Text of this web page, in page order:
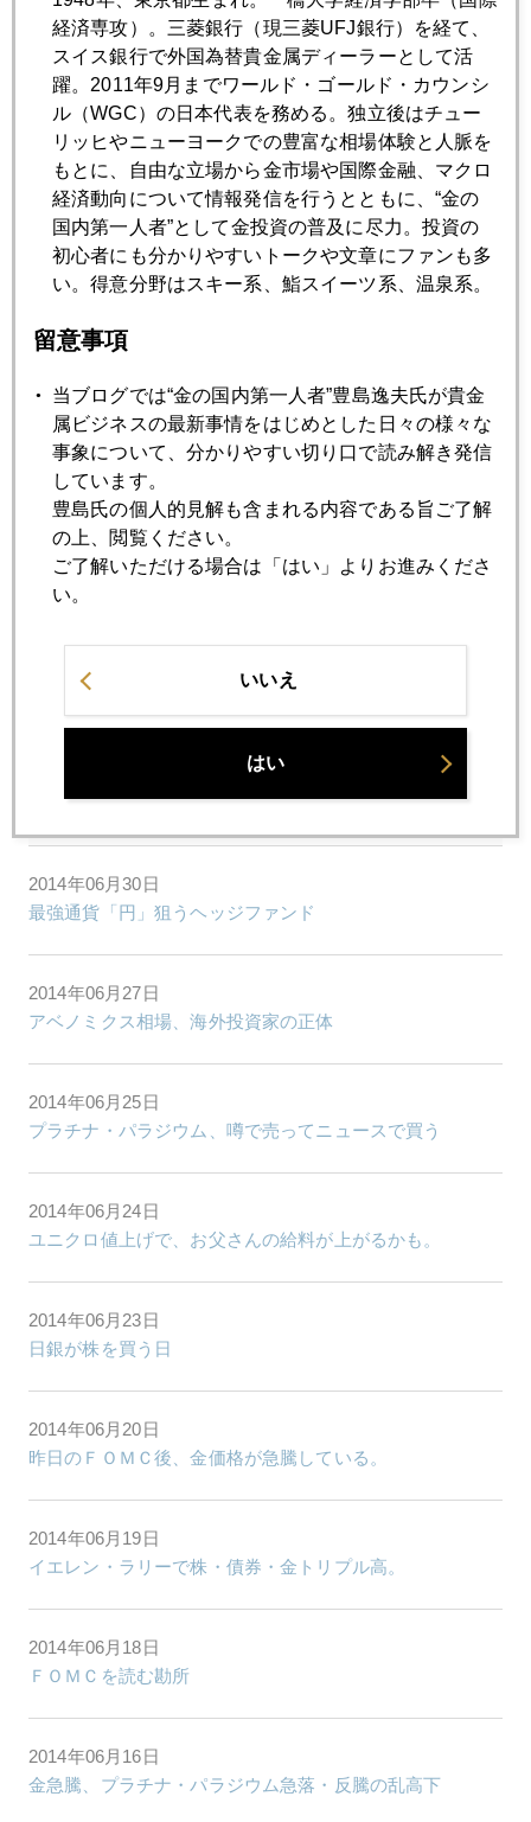
がある。フィギャースケートの採点同様に、もめがちなの
そこで、市場の反応も振れがちになる。
まず、ヘッドライン的に「新規雇用者数増ｘｘｘｘ人」と事
前予想の乖離に高頻度取引のプログラム売買が反応する。事
前予想より良ければ、金利高、株高、ドル高という「市況の
法則」に沿った展開になる。しかし、これが一巡すると、市
場は冷静になる。新規雇用者数の過去数ヶ月の移動平均、前
月・前々月の修正、そして労働参加率、平均時給、平均週労
働時間、長期失業者数、パートタイマー数などで著変ある項
目が重視され始める。新規雇用が増えても、その後、内訳に
改善が見られないと、市場の反応も、当初の値動きと反対に
動き始める場合もある。結局、総合評価の全貌が、おぼろげ
ながらも明らかになり、市場のコンセンサスが収斂するのに
は数時間かかることになろう。
特に、今回は、新規雇用者数の事前予測が大きく割れている
ので、市場の当惑も予想される。
2014年06月30日
最強通貨「円」狙うヘッジファンド
2014年06月27日
アベノミクス相場、海外投資家の正体
2014年06月25日
プラチナ・パラジウム、噂で売ってニュースで買う
2014年06月24日
ユニクロ値上げで、お父さんの給料が上がるかも。
2014年06月23日
日銀が株を買う日
2014年06月20日
昨日のＦＯＭＣ後、金価格が急騰している。
2014年06月19日
イエレン・ラリーで株・債券・金トリプル高。
2014年06月18日
ＦＯＭＣを読む勘所
2014年06月16日
金急騰、プラチナ・パラジウム急落・反騰の乱高下
経済専攻）。三菱銀行（現三菱UFJ銀行）を経て、
スイス銀行で外国為替貴金属ディーラーとして活
躍。2011年9月までワールド・ゴールド・カウンシ
ル（WGC）の日本代表を務める。独立後はチュー
リッヒやニューヨークでの豊富な相場体験と人脈を
もとに、自由な立場から金市場や国際金融、マクロ
経済動向について情報発信を行うとともに、“金の
国内第一人者”として金投資の普及に尽力。投資の
初心者にも分かりやすいトークや文章にファンも多
い。得意分野はスキー系、鮨スイーツ系、温泉系。
留意事項
当ブログでは“金の国内第一人者”豊島逸夫氏が貴金
属ビジネスの最新事情をはじめとした日々の様々な
事象について、分かりやすい切り口で読み解き発信
しています。
豊島氏の個人的見解も含まれる内容である旨ご了解
の上、閲覧ください。
ご了解いただける場合は「はい」よりお進みくださ
い。
いいえ
はい